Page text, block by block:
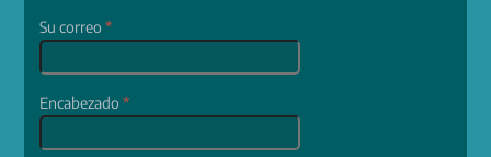
Su correo*
Encabezado*